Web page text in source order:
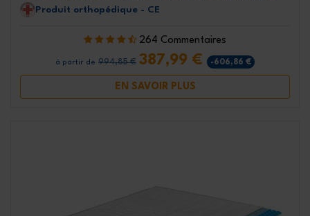
Produit orthopédique - CE
264 Commentaires
à partir de 994,85 € 387,99 € -606,86 €
EN SAVOIR PLUS